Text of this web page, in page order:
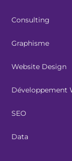
Consulting
Graphisme
Website Design
Développement
SEO
Data